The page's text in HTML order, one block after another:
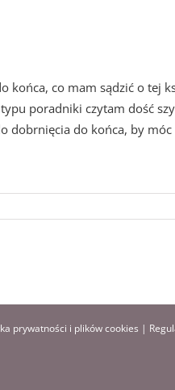
końca, co mam sądzić o tej
poradniki czytam dość
dobrnięcia do końca, by móc
prywatności i plików cookies |